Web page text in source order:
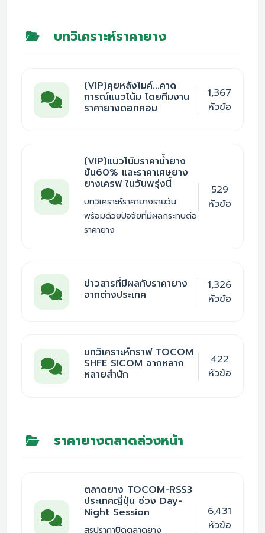
บทวิเคราะห์ราคายาง
(VIP)คุยหลังไมค์...คาด
การณ์แนวโน้ม โดยทีมงาน
ราคายางดอทคอม
1,367
หัวข้อ
(VIP)แนวโน้มราคาน้ำยาง
ข้น60% และราคาเศษยาง
ยางเครฟ ในวันพรุ่งนี้
บทวิเคราะห์ราคายางรายวัน
พร้อมด้วยปัจจัยที่มีผลกระทบต่อ
ราคายาง
529
หัวข้อ
ข่าวสารที่มีผลกับราคายาง
จากต่างประเทศ
1,326
หัวข้อ
บทวิเคราะห์กราฟ TOCOM
SHFE SICOM จากหลาก
หลายสำนัก
422
หัวข้อ
ราคายางตลาดล่วงหน้า
ตลาดยาง TOCOM-RSS3
ประเทศญี่ปุ่น ช่วง Day-
Night Session
สรุปราคาปิดตลาดยาง
6,431
หัวข้อ